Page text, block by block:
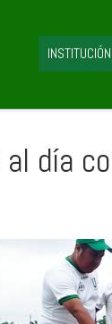
INSTITUCIÓN
día